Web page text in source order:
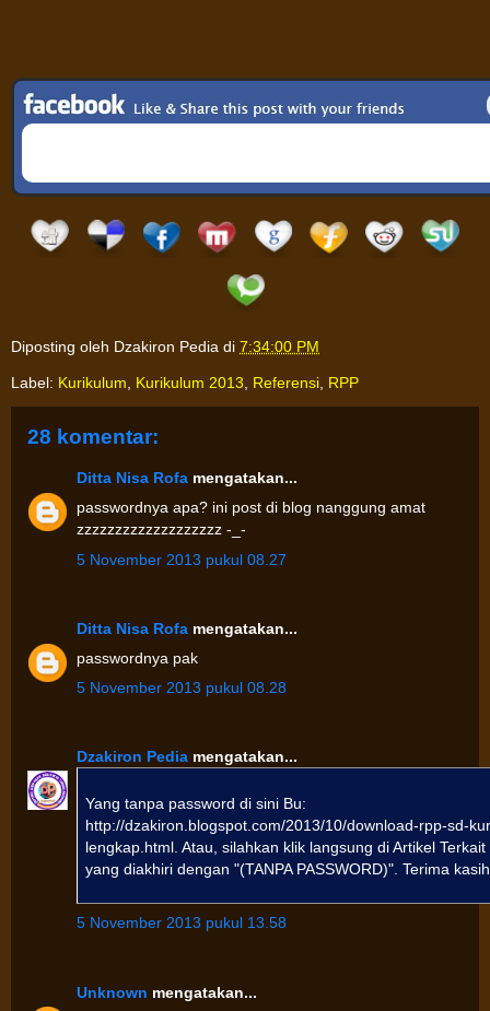
Diposting oleh Dzakiron Pedia di 7:34:00 PM
Label: Kurikulum Kurikulum 2013 Referensi RPP
28 komentar:
Ditta Nisa Rofa mengatakan...
passwordnya apa? ini post di blog nanggung amat
zzzzzzzzzzzzzzzzzzz -_-
5 November 2013 pukul 08.27
Ditta Nisa Rofa mengatakan...
passwordnya pak
5 November 2013 pukul 08.28
Dzakiron Pedia mengatakan...
Yang tanpa password di sini Bu:
http://dzakiron.blogspot.com/2013/10/download-rpp-sd-
lengkap.html. Atau, silahkan klik langsung di Artikel
yang diakhiri dengan "(TANPA PASSWORD)". Terima
5 November 2013 pukul 13.58
Unknown mengatakan...